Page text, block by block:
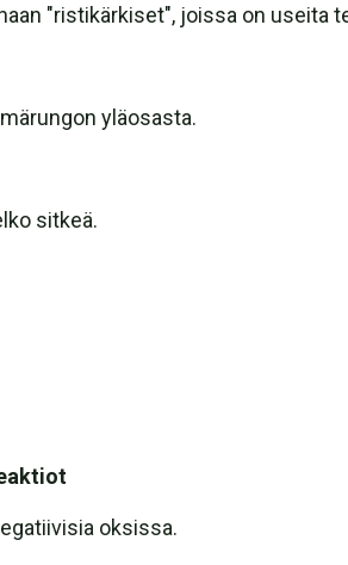
"ristikärkiset", joissa on useita
yläosasta.
sitkeä.
oksissa.